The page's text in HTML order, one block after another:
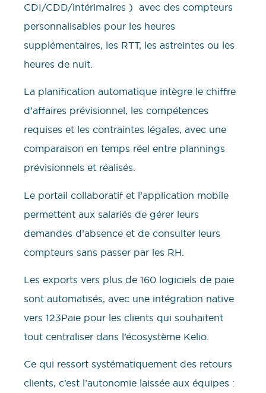
CDI/CDD/intérimaires ) avec des compteurs
personnalisables pour les heures
supplémentaires, les RTT, les astreintes ou les
heures de nuit.
La planification automatique intègre le chiffre
d’affaires prévisionnel, les compétences
requises et les contraintes légales, avec une
comparaison en temps réel entre plannings
prévisionnels et réalisés.
Le portail collaboratif et l’application mobile
permettent aux salariés de gérer leurs
demandes d’absence et de consulter leurs
compteurs sans passer par les RH.
Les exports vers plus de 160 logiciels de paie
sont automatisés, avec une intégration native
vers 123Paie pour les clients qui souhaitent
tout centraliser dans l’écosystème Kelio.
Ce qui ressort systématiquement des retours
clients, c’est l’autonomie laissée aux équipes :